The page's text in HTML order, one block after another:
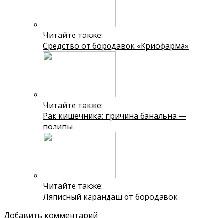
Читайте также:
Средство от бородавок «Криофарма»
Читайте также:
Рак кишечника: причина банальна —
полипы
Читайте также:
Ляписный карандаш от бородавок
Добавить комментарий